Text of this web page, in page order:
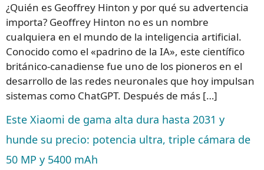
¿Quién es Geoffrey Hinton y por qué su advertencia
importa? Geoffrey Hinton no es un nombre
cualquiera en el mundo de la inteligencia artificial.
Conocido como el «padrino de la IA», este científico
británico-canadiense fue uno de los pioneros en el
desarrollo de las redes neuronales que hoy impulsan
sistemas como ChatGPT. Después de más […]
Este Xiaomi de gama alta dura hasta 2031 y
hunde su precio: potencia ultra, triple cámara de
50 MP y 5400 mAh